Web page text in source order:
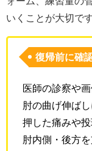
いくことが大切です
復帰前に確
医師の診察や
肘の曲げ伸ば
押した痛みや
肘内側・後方